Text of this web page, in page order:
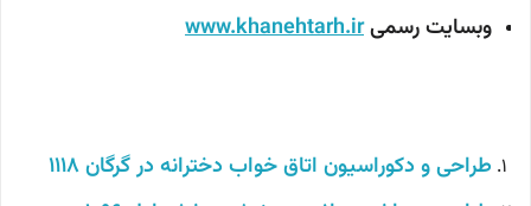
وبسایت رسمیwww.khanehtarh.ir
طراحی و دکوراسیون اتاق خواب دخترانه در گرگان 1118